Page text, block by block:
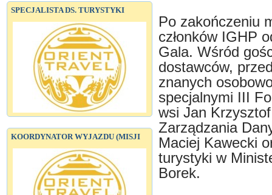
SPECJALISTA DS. TURYSTYKI
KOORDYNATOR WYJAZDU (MISJI
Po zakończeniu
członków IGHP
Gala. Wśród
dostawców,
znanych
specjalnymi III
wsi Jan
Zarządzania
Maciej Kawecki
turystyki w
Borek.